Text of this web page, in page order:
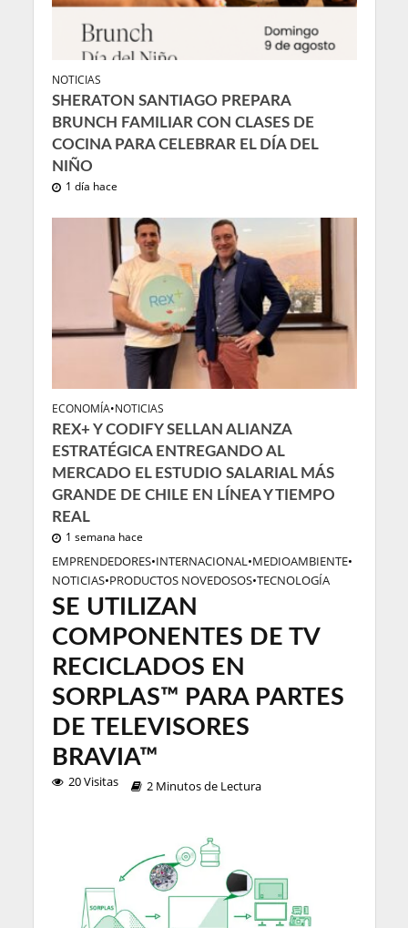
NOTICIAS
SHERATON SANTIAGO PREPARA
BRUNCH FAMILIAR CON CLASES DE
COCINA PARA CELEBRAR EL DÍA DEL
NIÑO
1 día hace
ECONOMÍA•NOTICIAS
REX+ Y CODIFY SELLAN ALIANZA
ESTRATÉGICA ENTREGANDO AL
MERCADO EL ESTUDIO SALARIAL MÁS
GRANDE DE CHILE EN LÍNEA Y TIEMPO
REAL
1 semana hace
EMPRENDEDORES•INTERNACIONAL•MEDIOAMBIENTE•
NOTICIAS•PRODUCTOS NOVEDOSOS•TECNOLOGÍA
SE UTILIZAN
COMPONENTES DE TV
RECICLADOS EN
SORPLAS™ PARA PARTES
DE TELEVISORES
BRAVIA™
20 Visitas 2 Minutos de Lectura